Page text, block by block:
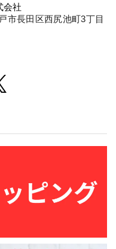
市長田区西尻池町3丁目